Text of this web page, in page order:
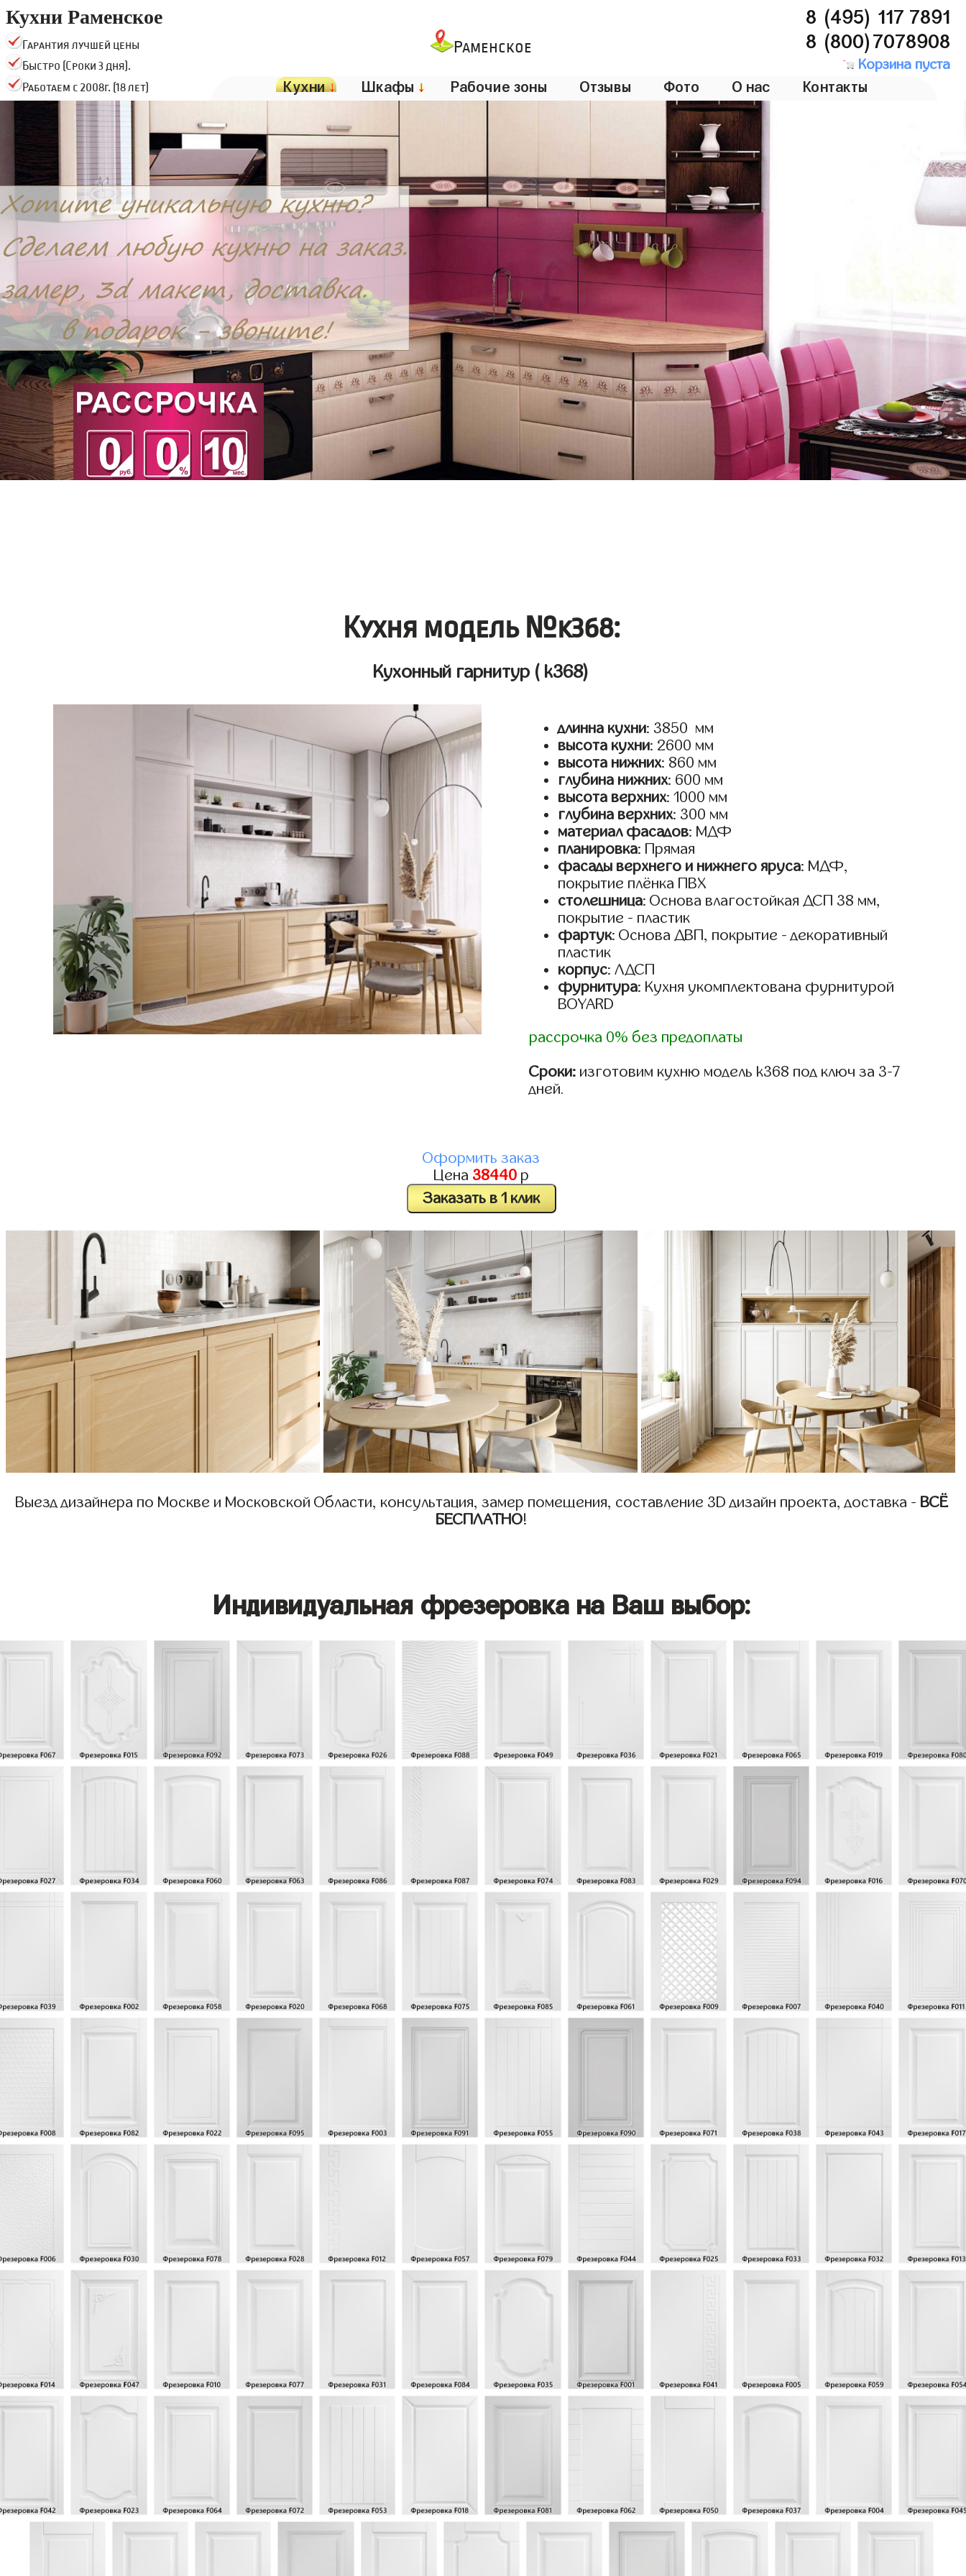
Кухни Раменское
Гарантия лучшей цены
Быстро (Сроки 3 дня).
Работаем с 2008г. (18 лет)
Раменское
8 (495) 117 7891
8 (800)7078908
Корзина пуста
Кухни↓ Шкафы ↓ Рабочие зоны Отзывы Фото О нас Контакты
Кухня модель №k368:
Кухонный гарнитур ( k368)
длинна кухни: 3850 мм
высота кухни: 2600 мм
высота нижних: 860 мм
глубина нижних: 600 мм
высота верхних: 1000 мм
глубина верхних: 300 мм
материал фасадов: МДФ
планировка: Прямая
фасады верхнего и нижнего яруса: МДФ,
покрытие плёнка ПВХ
столешница: Основа влагостойкая ДСП 38 мм,
покрытие - пластик
фартук: Основа ДВП, покрытие - декоративный
пластик
корпус: ЛДСП
фурнитура: Кухня укомплектована фурнитурой
BOYARD
рассрочка 0% без предоплаты
Сроки: изготовим кухню модель k368 под ключ за 3-7
дней.
Оформить заказ
Цена 38440 р
Заказать в 1 клик
Выезд дизайнера по Москве и Московской Области, консультация, замер помещения, составление 3D дизайн проекта, доставка - ВСЁ
БЕСПЛАТНО!
Индивидуальная фрезеровка на Ваш выбор: